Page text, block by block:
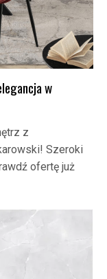
w
z
Szeroki
ofertę już